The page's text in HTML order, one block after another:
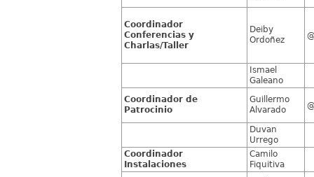
Coordinador
Conferencias y
Charlas/Taller
Deiby
Ordoñez
Ismael
Galeano
Coordinador de
Patrocinio
Guillermo
Alvarado
Duvan
Urrego
Coordinador
Instalaciones
Camilo
Fiquitiva